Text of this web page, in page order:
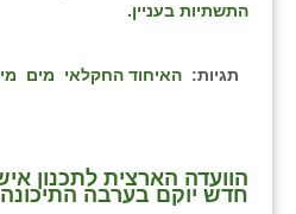
התשתיות בעניין.
תגיות: האיחוד החקלאי מים
הוועדה הארצית לתכנון
חדש יוקם בערבה